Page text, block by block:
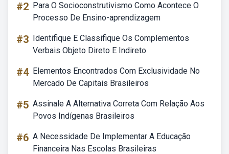
#2 Para O Socioconstrutivismo Como Acontece O
Processo De Ensino-aprendizagem
#3 Identifique E Classifique Os Complementos
Verbais Objeto Direto E Indireto
#4 Elementos Encontrados Com Exclusividade No
Mercado De Capitais Brasileiros
#5 Assinale A Alternativa Correta Com Relação Aos
Povos Indígenas Brasileiros
#6 A Necessidade De Implementar A Educação
Financeira Nas Escolas Brasileiras